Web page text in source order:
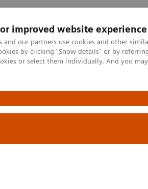
improved website experience
and our partners use cookies and other
by clicking "Show details" or by
or select them individually. And you
Laboratorní diagnostika
Tutorial Series
Samples (05:24)
Problem